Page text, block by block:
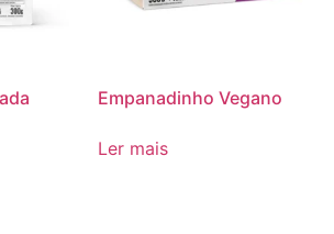
Empanadinho Vegano
Ler mais